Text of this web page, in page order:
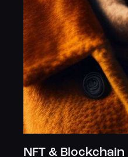
NFT & Blockchain